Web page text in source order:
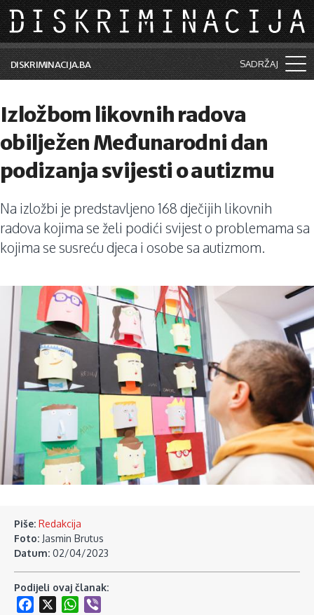
Skip to main content
DISKRIMINACIJA.BA SADRŽAJ
Vijesti i događaji
Aktuelne teme
Kolumne
Lične priče
Saradnja sa medijima
Izložbom likovnih radova
obilježen Međunarodni dan
podizanja svijesti o autizmu
Na izložbi je predstavljeno 168 dječijih likovnih
radova kojima se želi podići svijest o problemama sa
kojima se susreću djeca i osobe sa autizmom.
Piše: Redakcija
Foto: Jasmin Brutus
Datum: 02/04/2023
Podijeli ovaj članak:
Facebook
WhatsApp